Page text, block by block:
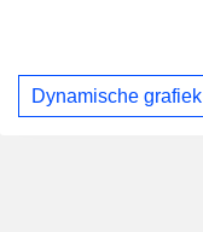
Dynamische grafiek